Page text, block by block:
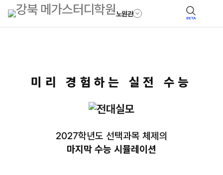
노원관 BETA
미리 경험하는 실전 수능
2027학년도 선택과목 체제의
마지막 수능 시뮬레이션